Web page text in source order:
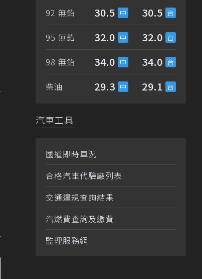
92 無鉛 30.5 30.5
95 無鉛 32.0 32.0
98 無鉛 34.0 34.0
柴油 29.3 29.1
汽車工具
國道即時車況
合格汽車代驗廠列表
交通違規查詢結果
汽燃費查詢及繳費
監理服務網